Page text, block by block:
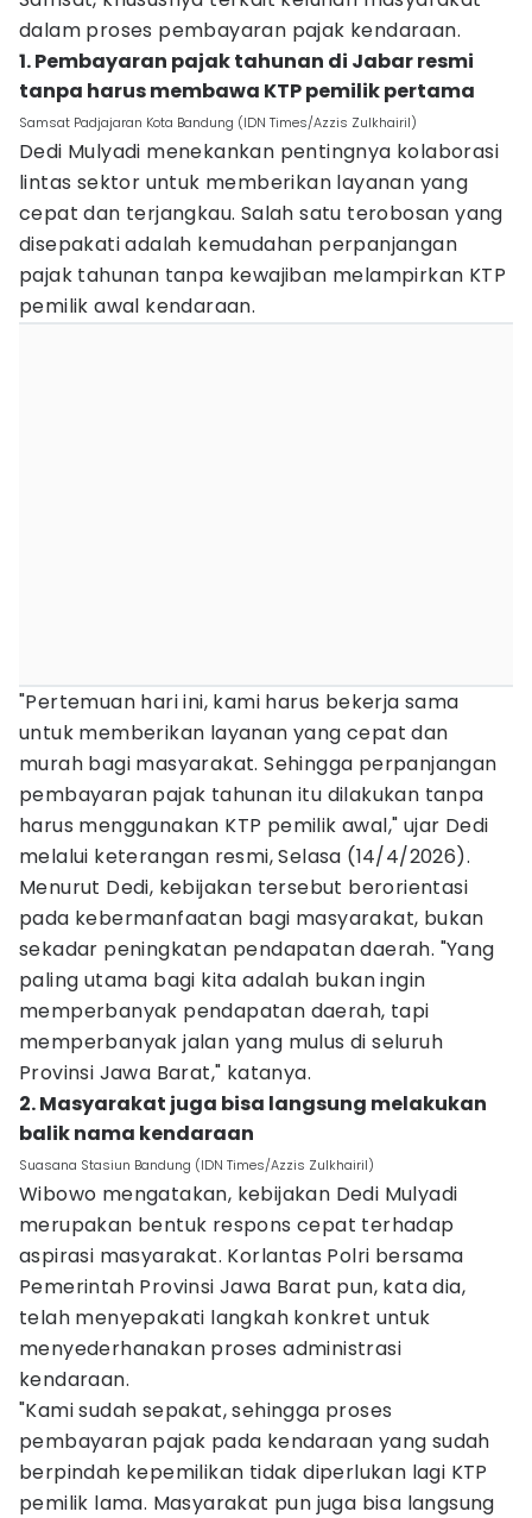
dalam proses pembayaran pajak kendaraan.
1. Pembayaran pajak tahunan di Jabar resmi
tanpa harus membawa KTP pemilik pertama
Samsat Padjajaran Kota Bandung (IDN Times/Azzis Zulkhairil)
Dedi Mulyadi menekankan pentingnya kolaborasi
lintas sektor untuk memberikan layanan yang
cepat dan terjangkau. Salah satu terobosan yang
disepakati adalah kemudahan perpanjangan
pajak tahunan tanpa kewajiban melampirkan KTP
pemilik awal kendaraan.
"Pertemuan hari ini, kami harus bekerja sama
untuk memberikan layanan yang cepat dan
murah bagi masyarakat. Sehingga perpanjangan
pembayaran pajak tahunan itu dilakukan tanpa
harus menggunakan KTP pemilik awal," ujar Dedi
melalui keterangan resmi, Selasa (14/4/2026).
Menurut Dedi, kebijakan tersebut berorientasi
pada kebermanfaatan bagi masyarakat, bukan
sekadar peningkatan pendapatan daerah. "Yang
paling utama bagi kita adalah bukan ingin
memperbanyak pendapatan daerah, tapi
memperbanyak jalan yang mulus di seluruh
Provinsi Jawa Barat," katanya.
2. Masyarakat juga bisa langsung melakukan
balik nama kendaraan
Suasana Stasiun Bandung (IDN Times/Azzis Zulkhairil)
Wibowo mengatakan, kebijakan Dedi Mulyadi
merupakan bentuk respons cepat terhadap
aspirasi masyarakat. Korlantas Polri bersama
Pemerintah Provinsi Jawa Barat pun, kata dia,
telah menyepakati langkah konkret untuk
menyederhanakan proses administrasi
kendaraan.
"Kami sudah sepakat, sehingga proses
pembayaran pajak pada kendaraan yang sudah
berpindah kepemilikan tidak diperlukan lagi KTP
pemilik lama. Masyarakat pun juga bisa langsung